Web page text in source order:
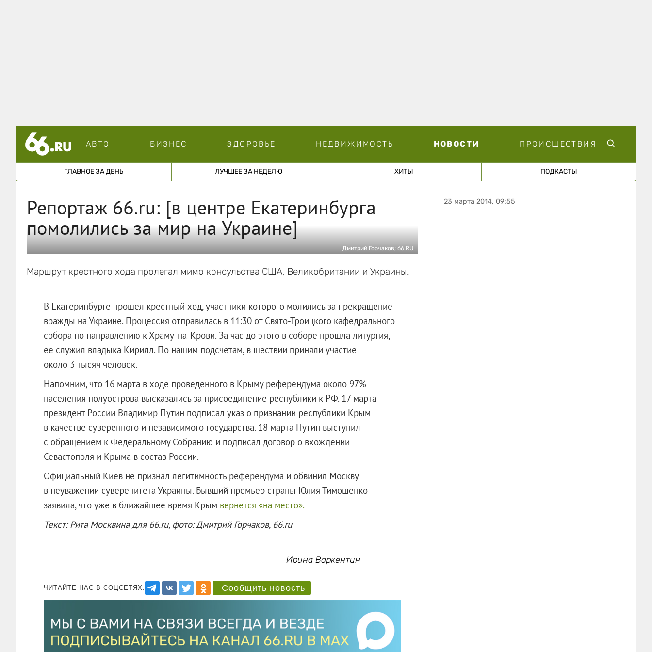
АВТО БИЗНЕС ЗДОРОВЬЕ НЕДВИЖИМОСТЬ НОВОСТИ ПРОИСШЕСТВИЯ
ГЛАВНОЕ ЗА ДЕНЬ ЛУЧШЕЕ ЗА НЕДЕЛЮ ХИТЫ ПОДКАСТЫ
Репортаж 66.ru: [в центре Екатеринбурга
помолились за мир на Украине]
Дмитрий Горчаков; 66.RU
Маршрут крестного хода пролегал мимо консульства США, Великобритании и Украины.
В Екатеринбурге прошел крестный ход, участники которого молились за прекращение
вражды на Украине. Процессия отправилась в 11:30 от Свято-Троицкого кафедрального
собора по направлению к Храму-на-Крови. За час до этого в соборе прошла литургия,
ее служил владыка Кирилл. По нашим подсчетам, в шествии приняли участие
около 3 тысяч человек.
Напомним, что 16 марта в ходе проведенного в Крыму референдума около 97%
населения полуострова высказались за присоединение республики к РФ. 17 марта
президент России Владимир Путин подписал указ о признании республики Крым
в качестве суверенного и независимого государства. 18 марта Путин выступил
с обращением к Федеральному Собранию и подписал договор о вхождении
Севастополя и Крыма в состав России.
Официальный Киев не признал легитимность референдума и обвинил Москву
в неуважении суверенитета Украины. Бывший премьер страны Юлия Тимошенко
заявила, что уже в ближайшее время Крым вернется «на место».
Текст: Рита Москвина для 66.ru, фото: Дмитрий Горчаков, 66.ru
Ирина Варкентин
ЧИТАЙТЕ НАС В СОЦСЕТЯХ: Сообщить новость
23 марта 2014, 09:55